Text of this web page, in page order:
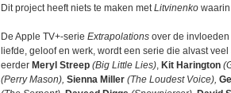
Dit project heeft niets te maken metLitvinenko
De Apple TV+-serie Extrapolations over de
liefde, geloof en werk, wordt een serie die alvast
eerder Meryl Streep (Big Little Lies), Kit Harington
(Perry Mason), Sienna Miller (The Loudest Voice),